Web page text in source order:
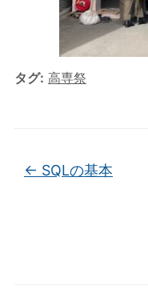
タグ: 高専祭
← SQLの基本